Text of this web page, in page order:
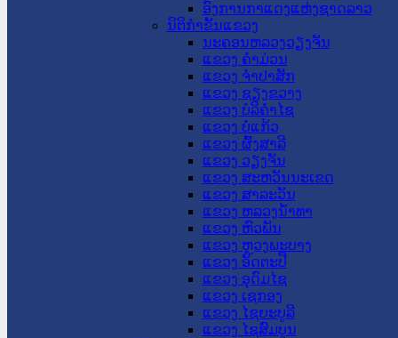
ອົງການກາແດງແຫ່ງຊາດລາວ
ນິຕິກໍາຂັ້ນແຂວງ
ນະ​ຄອນ​ຫລວງວຽງຈັນ
ແຂວງ ຄໍາມ່ວນ
ແຂວງ ຈໍາປາສັກ
ແຂວງ ຊຽງຂວາງ
ແຂວງ ບໍລິຄໍາໄຊ
ແຂວງ ບໍ່ແກ້ວ
ແຂວງ ຜົ້ງສາລີ
ແຂວງ ວຽງຈັນ
ແຂວງ ສະຫວັນນະເຂດ
ແຂວງ ສາລະວັນ
ແຂວງ ຫລວງນໍ້າທາ
ແຂວງ ຫົວພັນ
ແຂວງ ຫຼວງພະບາງ
ແຂວງ ອັດຕະປື
ແຂວງ ອຸດົມໄຊ
ແຂວງ ເຊກອງ
ແຂວງ ໄຊຍະບູລີ
ແຂວງ ໄຊສົມບູນ